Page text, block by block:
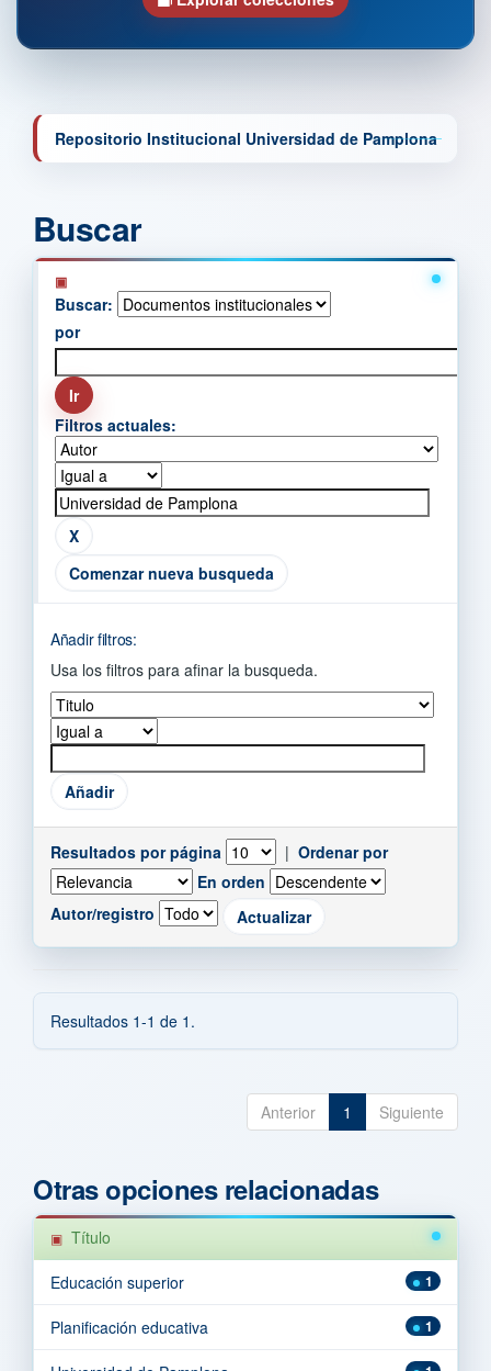
Repositorio Institucional Universidad de Pamplona
Buscar
Buscar:
por
Filtros actuales:
Comenzar nueva busqueda
Añadir filtros:
Usa los filtros para afinar la busqueda.
Resultados por página | Ordenar por
En orden
Autor/registro
Resultados 1-1 de 1.
Anterior 1 Siguiente
Otras opciones relacionadas
Título
1
Educación superior
1
Planificación educativa